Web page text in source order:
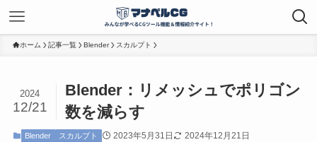
ホーム 記事一覧 Blender スカルプト
Blender：リメッシュでポリゴン
数を減らす
2024
12/21
Blender スカルプト 2023年5月31日 2024年12月21日